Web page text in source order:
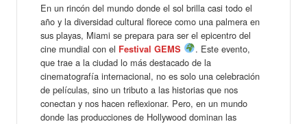
En un rincón del mundo donde el sol brilla casi todo el
año y la diversidad cultural florece como una palmera en
sus playas, Miami se prepara para ser el epicentro del
cine mundial con el Festival GEMS
. Este evento,
que trae a la ciudad lo más destacado de la
cinematografía internacional, no es solo una celebración
de películas, sino un tributo a las historias que nos
conectan y nos hacen reflexionar. Pero, en un mundo
donde las producciones de Hollywood dominan las